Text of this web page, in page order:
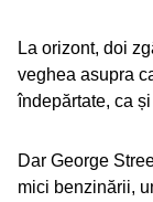
La orizont, doi
veghea asupra
îndepărtate, ca
Dar George
mici benzinării,